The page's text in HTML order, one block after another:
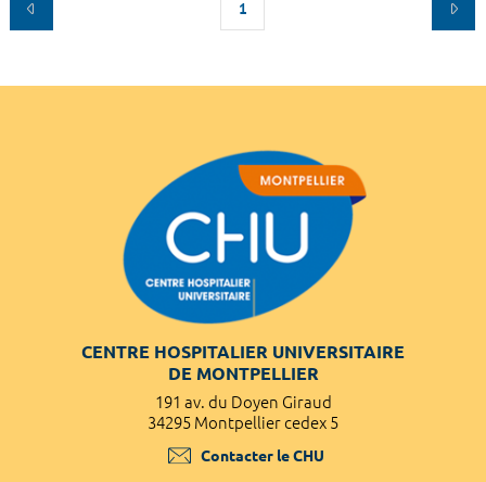
1
CENTRE HOSPITALIER UNIVERSITAIRE
DE MONTPELLIER
191 av. du Doyen Giraud
34295 Montpellier cedex 5
Contacter le CHU